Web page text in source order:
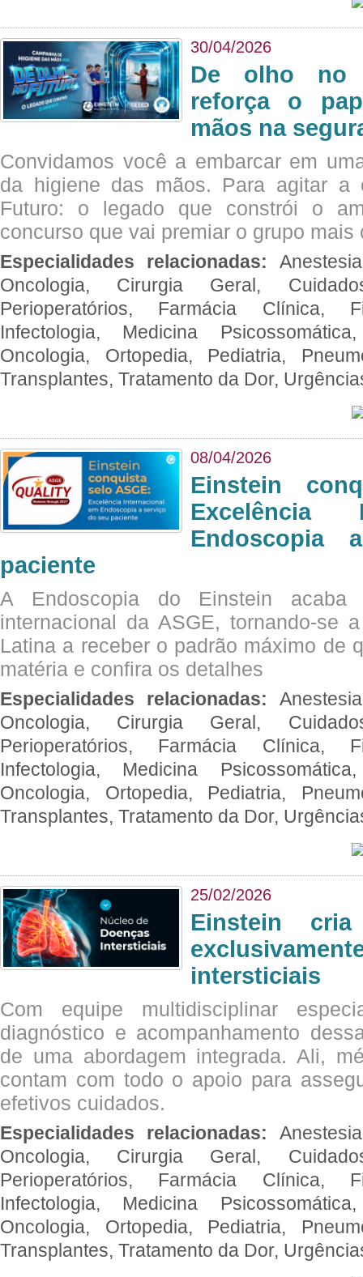
30/04/2026
De olho no
reforça o
mãos na
Convidamos você a embarcar em
da higiene das mãos. Para agitar a
Futuro: o legado que constrói o
concurso que vai premiar o grupo mais
Especialidades relacionadas:
Oncologia, Cirurgia Geral,
Perioperatórios, Farmácia Clínica,
Infectologia, Medicina
Oncologia, Ortopedia, Pediatria,
Transplantes, Tratamento da Dor,
08/04/2026
Einstein
Excelência
Endoscopia
paciente
A Endoscopia do Einstein
internacional da ASGE, tornando-se
Latina a receber o padrão máximo de
matéria e confira os detalhes
Especialidades relacionadas:
Oncologia, Cirurgia Geral,
Perioperatórios, Farmácia Clínica,
Infectologia, Medicina
Oncologia, Ortopedia, Pediatria,
Transplantes, Tratamento da Dor,
25/02/2026
Einstein
intersticiais
Com equipe multidisciplinar
diagnóstico e acompanhamento
de uma abordagem integrada. Ali,
contam com todo o apoio para
efetivos cuidados.
Especialidades relacionadas:
Oncologia, Cirurgia Geral,
Perioperatórios, Farmácia Clínica,
Infectologia, Medicina
Oncologia, Ortopedia, Pediatria,
Transplantes, Tratamento da Dor,